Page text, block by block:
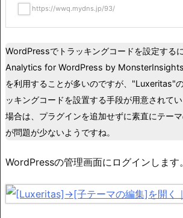
https://wwq.mydns.jp/93/
WordPressでトラッキングコードを設定する
Analytics for WordPress by MonsterInsights
を利用することが多いのですが、"Luxeritas"
ッキングコードを設置する手段が用意されて
場合は、プラグインを追加せずに素直にテー
が問題が少ないようですね。
WordPressの管理画面にログインします。